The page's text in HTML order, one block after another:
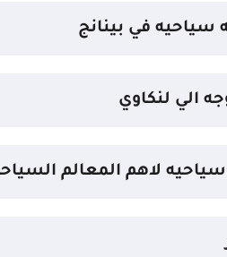
سياحيه في بينانج
الي لنكاوي
لاهم المعالم